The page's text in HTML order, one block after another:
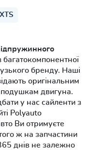
XTS
багатокомпонентної
бренду. Наші
оригінальним
подушкам двигуна.
у нас сайленти з
Polyauto
Ви отримуєте
ж на запчастини
днів не залежно